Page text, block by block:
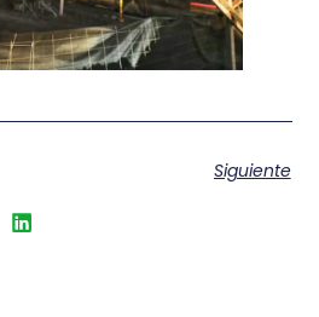
Siguiente